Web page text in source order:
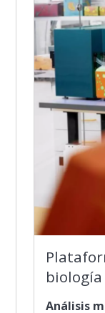
Análisis